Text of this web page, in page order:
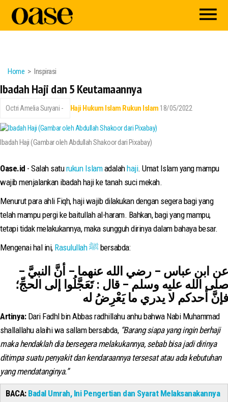
Home Inspirasi
Ibadah Haji dan 5 Keutamaannya
Octri Amelia Suryani - Haji Hukum Islam Rukun Islam 18/05/2022
Ibadah Haji (Gambar oleh Abdullah Shakoor dari Pixabay)
Oase.id - Salah saturukun Islamadalahhaji. Umat Islam yang mampu
wajib menjalankan ibadah haji ke tanah suci mekah.
Menurut para ahli Fiqh, haji wajib dilakukan dengan segera bagi yang
telah mampu pergi ke baitullah al-haram. Bahkan, bagi yang mampu,
tetapi tidak melakukannya, maka sungguh dirinya dalam bahaya besar.
Mengenai hal ini,
Rasulullah ﷺbersabda:
عن ابن عباس – رضي الله عنهما – أنَّ النبيَّ –
صلى الله عليه وسلم – قال : تَعَجَّلُوا إلى الحجِّ؛
فإنَّ أحدكم لا يدري ما يَعْرِضُ له
Artinya:Dari Fadhl bin Abbas radhillahu anhu bahwa Nabi Muhammad
shallallahu alaihi wa sallam bersabda, “Barang siapa yang ingin berhaji
maka hendaklah dia bersegera melakukannya, sebab bisa jadi dirinya
ditimpa suatu penyakit dan kendaraannya tersesat atau ada kebutuhan
yang mendatanginya.”
BACA: Badal Umrah, Ini Pengertian dan Syarat Melaksanakannya